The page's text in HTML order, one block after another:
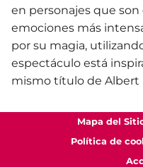
en personajes que
emociones más
por su magia,
espectáculo está
mismo título de Albert
Mapa del
Política de